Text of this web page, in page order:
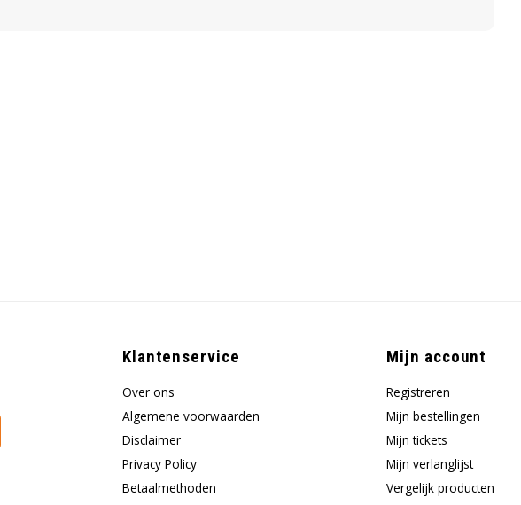
Klantenservice
Over ons
Algemene voorwaarden
Disclaimer
Privacy Policy
Betaalmethoden
Mijn account
Registreren
Mijn bestellingen
Mijn tickets
Mijn verlanglijst
Vergelijk producten